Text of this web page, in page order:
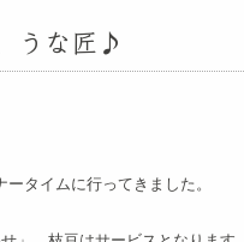
うな匠♪
タイムに行ってきました。